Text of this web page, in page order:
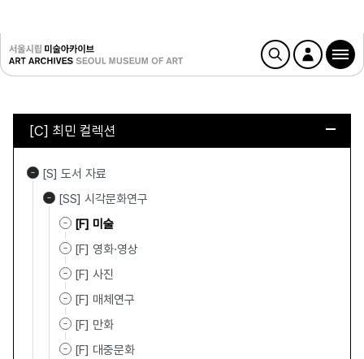
[C] 최민 컬렉션
[S] 도서 자료
[SS] 시각문화연구
[F] 미술
[F] 영화·영상
[F] 사진
[F] 매체연구
[F] 만화
[F] 대중문화